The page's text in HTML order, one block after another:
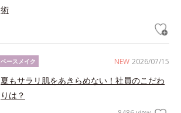
術
NEW 2026/07/15
ベースメイク
夏もサラリ肌をあきらめない！社員のこだわ
りは？